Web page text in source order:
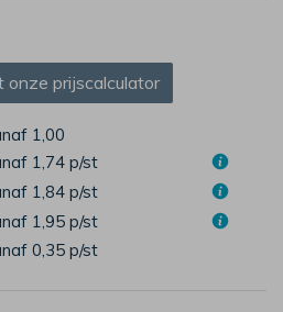
onze prijscalculator
1,00
1,74 p/st
1,84 p/st
1,95 p/st
0,35 p/st